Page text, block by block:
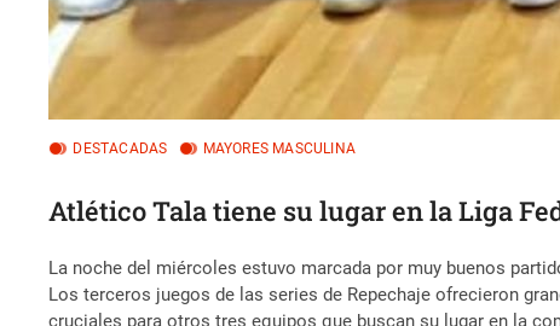
DESTACADAS MAYORES MASCULINA
Atlético Tala tiene su lugar en la Liga
La noche del miércoles estuvo marcada por muy buenos
Los terceros juegos de las series de Repechaje ofrecieron
cruciales para otros tres equipos que buscan su lugar en la